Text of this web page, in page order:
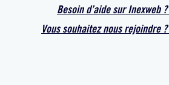
Besoin d’aide surInexweb?
Vous souhaiteznous rejoindre ?